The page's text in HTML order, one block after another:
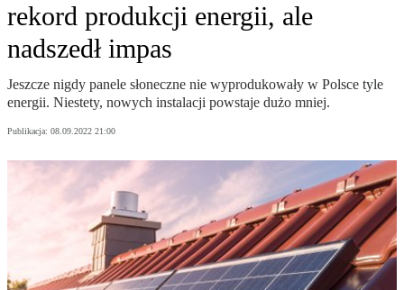
rekord produkcji energii, ale
nadszedł impas
Jeszcze nigdy panele słoneczne nie wyprodukowały w Polsce tyle
energii. Niestety, nowych instalacji powstaje dużo mniej.
Publikacja: 08.09.2022 21:00